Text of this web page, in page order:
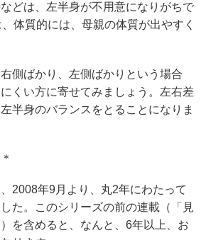
どは、左半身が不用意になりがちで
体質的には、母親の体質が出やすく
側ばかり、左側ばかりという場合
くい方に寄せてみましょう。左右差
半身のバランスをとることになりま
2008年9月より、丸2年にわたって
た。このシリーズの前の連載（「見
を含めると、なんと、6年以上、お